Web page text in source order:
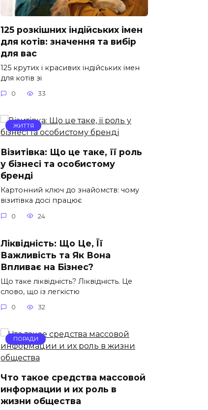
125 розкішних індійських імен
для котів: значення та вибір
для вас
125 крутих і красивих індійських імен
для котів зі
0 33
ЖИТТЯ
Візитівка: Що це таке, її роль
у бізнесі та особистому
бренді
Картонний ключ до знайомств: чому
візитівка досі працює
0 24
Ліквідність: Що Цe, Її
Важливість та Як Вона
Впливає на Бізнес?
Що таке ліквідність? Ліквідність. Це
слово, що із легкістю
0 32
ПОРАДИ
Что такое средства массовой
информации и их роль в
жизни общества